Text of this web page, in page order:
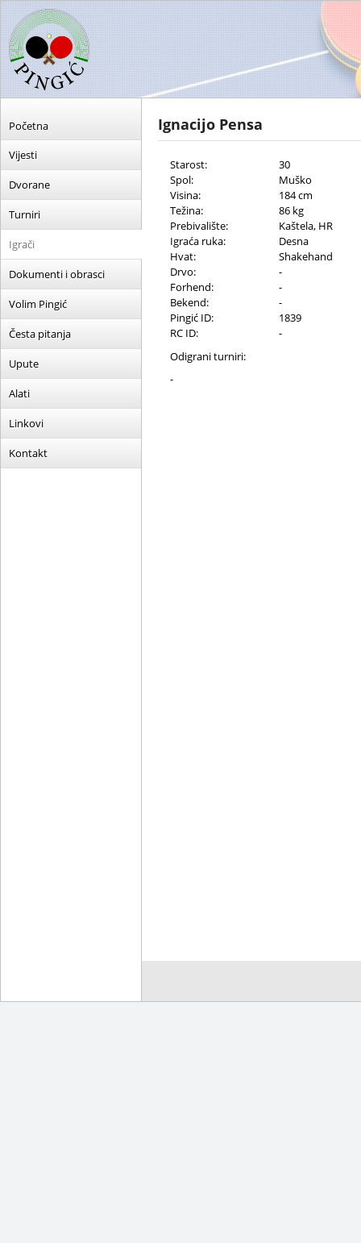
Početna
Vijesti
Dvorane
Turniri
Igrači
Dokumenti i obrasci
Volim Pingić
Česta pitanja
Upute
Alati
Linkovi
Kontakt
Ignacijo Pensa
Starost:
30
Spol:
Muško
Visina:
184 cm
Težina:
86 kg
Prebivalište:
Kaštela, HR
Igraća ruka:
Desna
Hvat:
Shakehand
Drvo:
-
Forhend:
-
Bekend:
-
Pingić ID:
1839
RC ID:
-
Odigrani turniri:
-